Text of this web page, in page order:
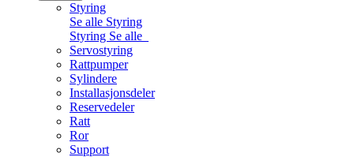
Styring
Se alle Styring
Styring Se alle
Servostyring
Rattpumper
Sylindere
Installasjonsdeler
Reservedeler
Ratt
Ror
Support